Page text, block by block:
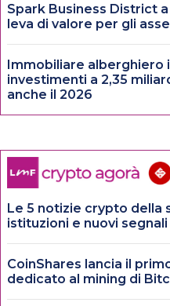
Spark Business District
leva di valore per gli
Immobiliare alberghiero
investimenti a 2,35
anche il 2026
Le 5 notizie crypto della
istituzioni e nuovi
CoinShares lancia il
dedicato al mining di